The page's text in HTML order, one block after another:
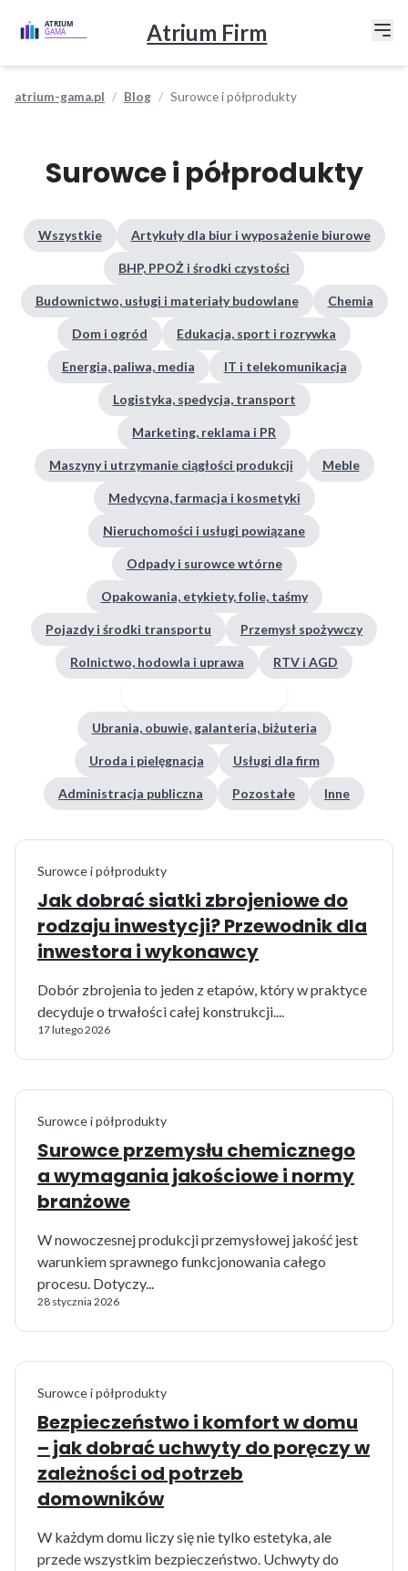
Atrium Firm
atrium-gama.pl Blog Surowce i półprodukty
Surowce i półprodukty
Wszystkie Artykuły dla biur i wyposażenie biurowe
BHP, PPOŻ i środki czystości
Budownictwo, usługi i materiały budowlane Chemia
Dom i ogród Edukacja, sport i rozrywka
Energia, paliwa, media IT i telekomunikacja
Logistyka, spedycja, transport
Marketing, reklama i PR
Maszyny i utrzymanie ciągłości produkcji Meble
Medycyna, farmacja i kosmetyki
Nieruchomości i usługi powiązane
Odpady i surowce wtórne
Opakowania, etykiety, folie, taśmy
Pojazdy i środki transportu Przemysł spożywczy
Rolnictwo, hodowla i uprawa RTV i AGD
Ubrania, obuwie, galanteria, biżuteria
Uroda i pielęgnacja Usługi dla firm
Administracja publiczna Pozostałe Inne
Surowce i półprodukty
Jak dobrać siatki zbrojeniowe do
rodzaju inwestycji? Przewodnik dla
inwestora i wykonawcy
Dobór zbrojenia to jeden z etapów, który w praktyce
decyduje o trwałości całej konstrukcji....
17 lutego 2026
Surowce i półprodukty
Surowce przemysłu chemicznego
a wymagania jakościowe i normy
branżowe
W nowoczesnej produkcji przemysłowej jakość jest
warunkiem sprawnego funkcjonowania całego
procesu. Dotyczy...
28 stycznia 2026
Surowce i półprodukty
Bezpieczeństwo i komfort w domu
– jak dobrać uchwyty do poręczy w
zależności od potrzeb
domowników
W każdym domu liczy się nie tylko estetyka, ale
przede wszystkim bezpieczeństwo. Uchwyty do